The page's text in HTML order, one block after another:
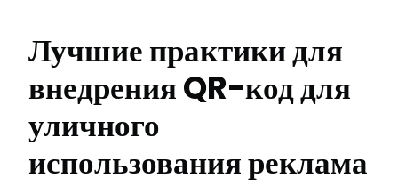
Лучшие практики для
внедренияQR-код для
уличного
использованияреклама